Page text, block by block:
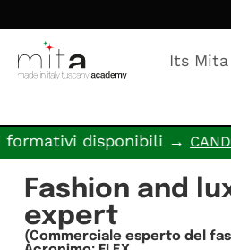
Its Mita
→CANDIDATI SUBITO-
Fashion and
expert
(Commerciale esperto del